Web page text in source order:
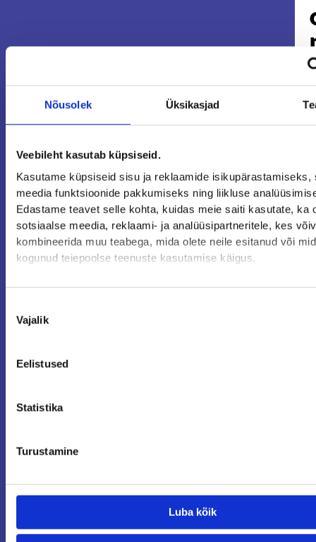
Nõusolek Üksikasjad
Veebileht kasutab küpsiseid.
Kasutame küpsiseid sisu ja reklaamide isikupärastamiseks,
meedia funktsioonide pakkumiseks ning liikluse
Edastame teavet selle kohta, kuidas meie saiti kasutate, ka
sotsiaalse meedia, reklaami- ja analüüsipartneritele, kes
kombineerida muu teabega, mida olete neile esitanud või
kogunud teiepoolse teenuste kasutamise käigus.
valik
Vajalik
Eelistused
Statistika
Turustamine
Luba kõik
i